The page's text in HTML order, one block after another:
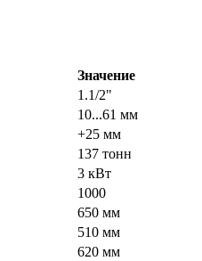
Значение
1.1/2"
10...61 мм
+25 мм
137 тонн
3 кВт
1000
650 мм
510 мм
620 мм